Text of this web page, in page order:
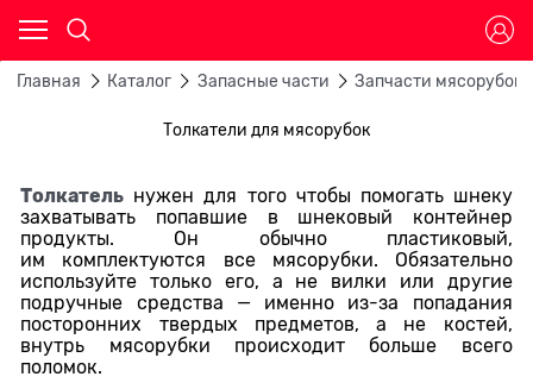
Главная Каталог Запасные части Запчасти мясорубок
Толкатели для мясорубок
Толкатель нужен для того чтобы помогать шнеку
захватывать попавшие в шнековый контейнер
продукты. Он обычно пластиковый,
им комплектуются все мясорубки. Обязательно
используйте только его, а не вилки или другие
подручные средства — именно из-за попадания
посторонних твердых предметов, а не костей,
внутрь мясорубки происходит больше всего
поломок.